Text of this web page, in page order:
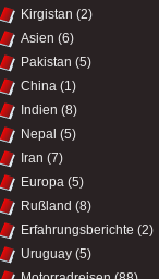
Kirgistan (2)
Asien (6)
Pakistan (5)
China (1)
Indien (8)
Nepal (5)
Iran (7)
Europa (5)
Rußland (8)
Erfahrungsberichte (2)
Uruguay (5)